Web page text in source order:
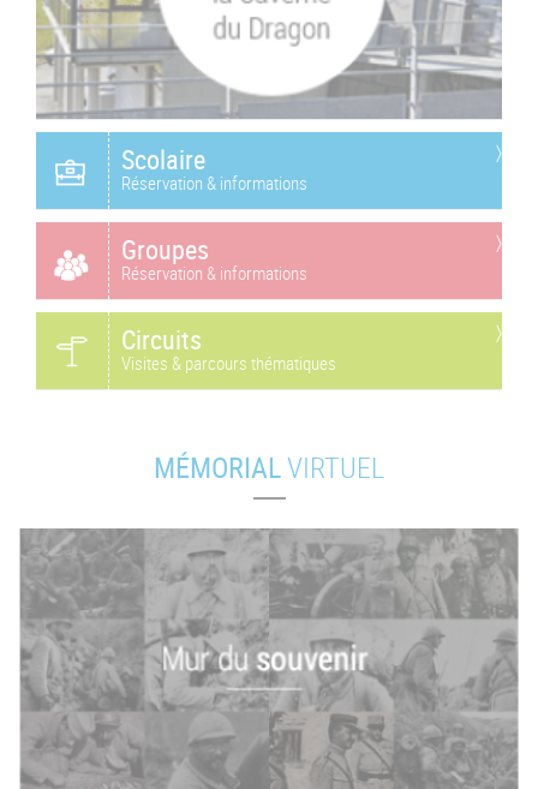
Scolaire
Réservation & informations
Groupes
Réservation & informations
Circuits
Visites & parcours thématiques
MÉMORIALVIRTUEL